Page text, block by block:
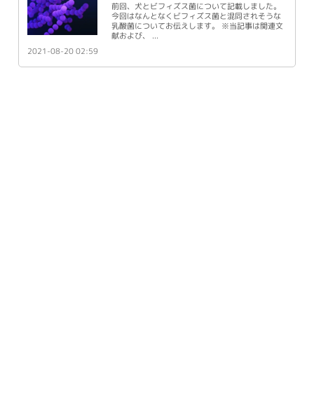
前回、犬とビフィズス菌について記載しました。
今回はなんとなくビフィズス菌と混同されそうな
乳酸菌についてお伝えします。 ※当記事は関連文
献および、
2021-08-20 02:59